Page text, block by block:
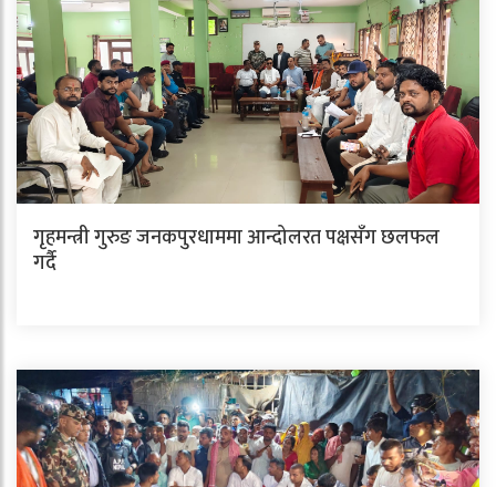
गृहमन्त्री गुरुङ जनकपुरधाममा आन्दोलरत पक्षसँग छलफल
गर्दै